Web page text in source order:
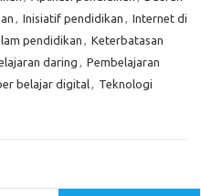
, Inisiatif pendidikan , Internet di
pendidikan , Keterbatasan
daring , Pembelajaran
belajar digital, Teknologi